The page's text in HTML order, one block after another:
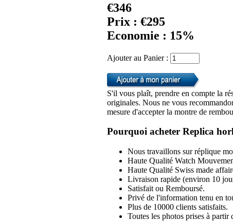
€346
Prix : €295
Economie : 15%
Ajouter au Panier :
S'il vous plaît, prendre en compte la
originales. Nous ne vous
mesure d'accepter la montre de
Pourquoi acheter Replica
Nous travaillons sur réplique
Haute Qualité Watch
Haute Qualité Swiss made
Livraison rapide (environ 10
Satisfait ou Remboursé.
Privé de l'information tenu en
Plus de 10000 clients satisfaits.
Toutes les photos prises à